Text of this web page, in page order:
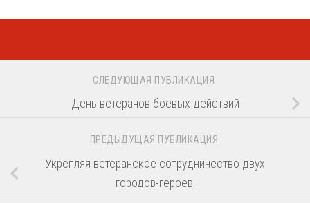
СЛЕДУЮЩАЯ ПУБЛИКАЦИЯ
День ветеранов боевых действий
ПРЕДЫДУЩАЯ ПУБЛИКАЦИЯ
Укрепляя ветеранское сотрудничество двух
городов-героев!